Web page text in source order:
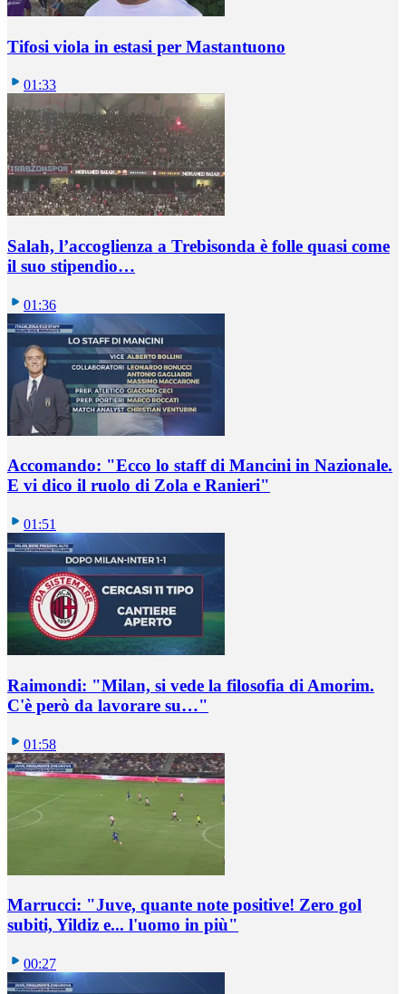
Tifosi viola in estasi per Mastantuono
01:33
Salah, l’accoglienza a Trebisonda è folle quasi come
il suo stipendio…
01:36
Accomando: "Ecco lo staff di Mancini in Nazionale.
E vi dico il ruolo di Zola e Ranieri"
01:51
Raimondi: "Milan, si vede la filosofia di Amorim.
C'è però da lavorare su…"
01:58
Marrucci: "Juve, quante note positive! Zero gol
subiti, Yildiz e... l'uomo in più"
00:27